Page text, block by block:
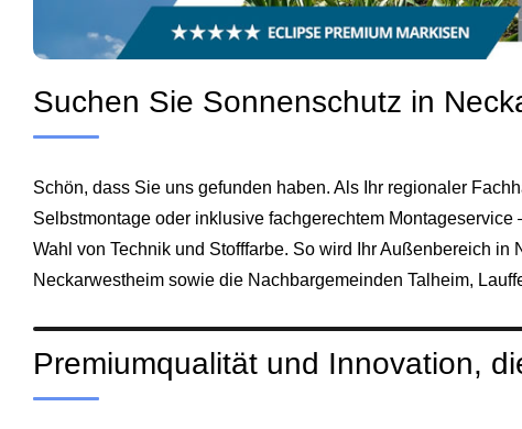
Suchen Sie Sonnenschutz in
Schön, dass Sie uns gefunden haben. Als Ihr regionaler
Selbstmontage oder inklusive fachgerechtem
Wahl von Technik und Stofffarbe. So wird Ihr Außenbereich
Neckarwestheim sowie die Nachbargemeinden Talheim,
Premiumqualität und Innovation,